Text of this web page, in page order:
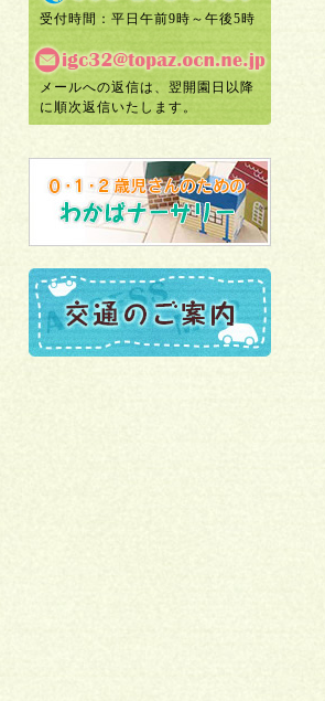
受付時間：平日午前9時～午後5時
メールへの返信は、翌開園日以降
に順次返信いたします。